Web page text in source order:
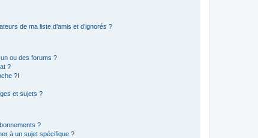
de ma liste d’amis et d’ignorés ?
ou des forums ?
?
?!
et sujets ?
?
à un sujet spécifique ?